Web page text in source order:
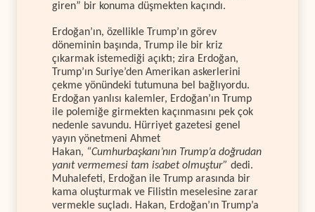
giren” bir konuma düşmekten kaçındı.
Erdoğan’ın, özellikle Trump’ın görev
döneminin başında, Trump ile bir kriz
çıkarmak istemediği açıktı; zira Erdoğan,
Trump’ın Suriye’den Amerikan askerlerini
çekme yönündeki tutumuna bel bağlıyordu.
Erdoğan yanlısı kalemler, Erdoğan’ın Trump
ile polemiğe girmekten kaçınmasını pek çok
nedenle savundu. Hürriyet gazetesi genel
yayın yönetmeni Ahmet
Hakan, “Cumhurbaşkanı’nın Trump’a doğrudan
yanıt vermemesi tam isabet olmuştur” dedi.
Muhalefeti, Erdoğan ile Trump arasında bir
kama oluşturmak ve Filistin meselesine zarar
vermekle suçladı. Hakan, Erdoğan’ın Trump’a